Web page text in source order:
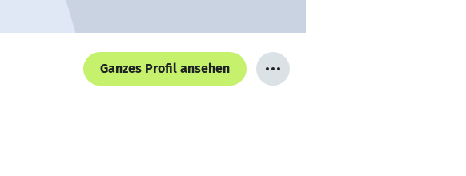
Ganzes Profil ansehen